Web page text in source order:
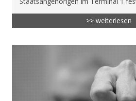
>> weiterlesen